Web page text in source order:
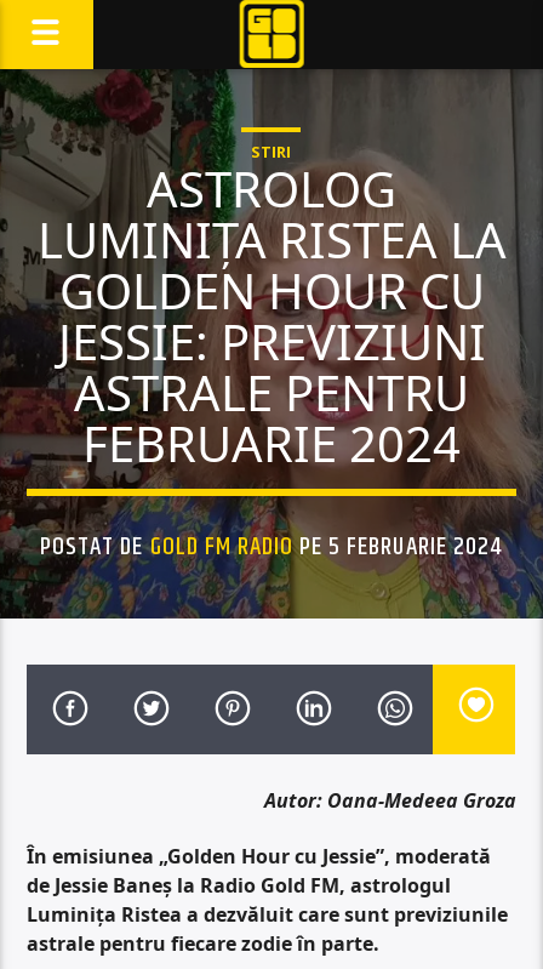
STIRI
ASTROLOG
LUMINIȚA RISTEA LA
GOLDEN HOUR CU
JESSIE: PREVIZIUNI
ASTRALE PENTRU
FEBRUARIE 2024
POSTAT DEGOLD FM RADIOPE 5 FEBRUARIE 2024
Autor: Oana-Medeea Groza
În emisiunea „Golden Hour cu Jessie”, moderată
de Jessie Baneș la Radio Gold FM, astrologul
Luminița Ristea a dezvăluit care sunt previziunile
astrale pentru fiecare zodie în parte.